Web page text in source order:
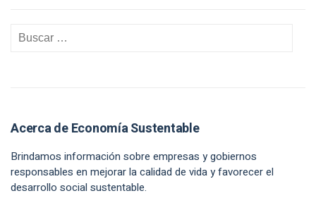
Acerca de Economía Sustentable
Brindamos información sobre empresas y gobiernos
responsables en mejorar la calidad de vida y favorecer el
desarrollo social sustentable.